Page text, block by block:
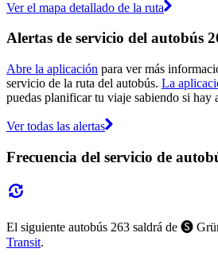
Ver el mapa detallado de la ruta
Alertas de servicio del autobús
Abre la aplicación para ver más
servicio de la ruta del autobús. La
puedas planificar tu viaje sabiendo si
Ver todas las alertas
Frecuencia del servicio de
El siguiente autobús 263 saldrá de 🅢
Transit.